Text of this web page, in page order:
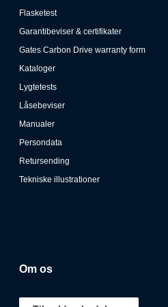
Wirelængde (total): 150 cm
Produktlængde: 180 mm
Produktbredde: 100 mm
Produkthøjde: 50 mm
Produktvægt: 320 gr
Flasketest
Garantibeviser & certifikater
Gates Carbon Drive warranty form
Kataloger
Lygtetests
Låsebeviser
Manualer
Persondata
Retursending
Tekniske illustrationer
Om os